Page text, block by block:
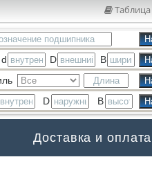
d D B
D B
Доставка и оплата